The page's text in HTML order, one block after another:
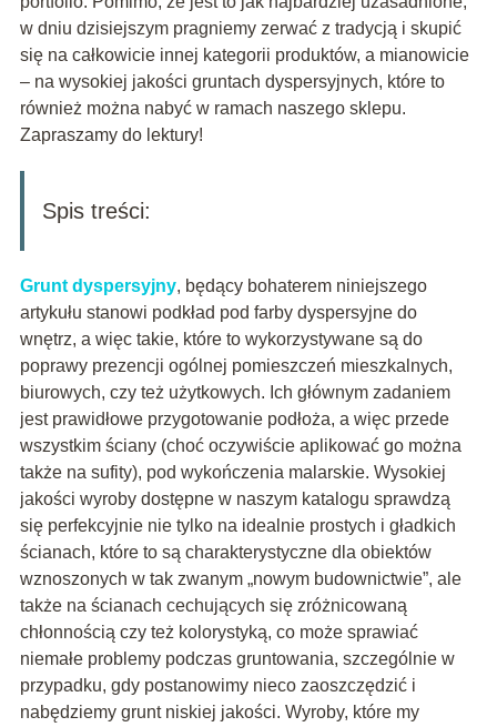
w dniu dzisiejszym pragniemy zerwać z tradycją i skupić
się na całkowicie innej kategorii produktów, a mianowicie
– na wysokiej jakości gruntach dyspersyjnych, które to
również można nabyć w ramach naszego sklepu.
Zapraszamy do lektury!
Spis treści:
Grunt dyspersyjny, będący bohaterem niniejszego
artykułu stanowi podkład pod farby dyspersyjne do
wnętrz, a więc takie, które to wykorzystywane są do
poprawy prezencji ogólnej pomieszczeń mieszkalnych,
biurowych, czy też użytkowych. Ich głównym zadaniem
jest prawidłowe przygotowanie podłoża, a więc przede
wszystkim ściany (choć oczywiście aplikować go można
także na sufity), pod wykończenia malarskie. Wysokiej
jakości wyroby dostępne w naszym katalogu sprawdzą
się perfekcyjnie nie tylko na idealnie prostych i gładkich
ścianach, które to są charakterystyczne dla obiektów
wznoszonych w tak zwanym „nowym budownictwie”, ale
także na ścianach cechujących się zróżnicowaną
chłonnością czy też kolorystyką, co może sprawiać
niemałe problemy podczas gruntowania, szczególnie w
przypadku, gdy postanowimy nieco zaoszczędzić i
nabędziemy grunt niskiej jakości. Wyroby, które my